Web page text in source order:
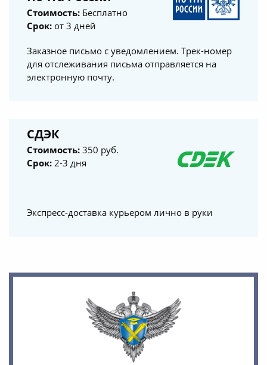
Стоимость: Бесплатно
Срок: от 3 дней
Заказное письмо с уведомлением. Трек-номер
для отслеживания письма отправляется на
электронную почту.
СДЭК
Стоимость: 350 руб.
Срок: 2-3 дня
Экспресс-доставка курьером лично в руки